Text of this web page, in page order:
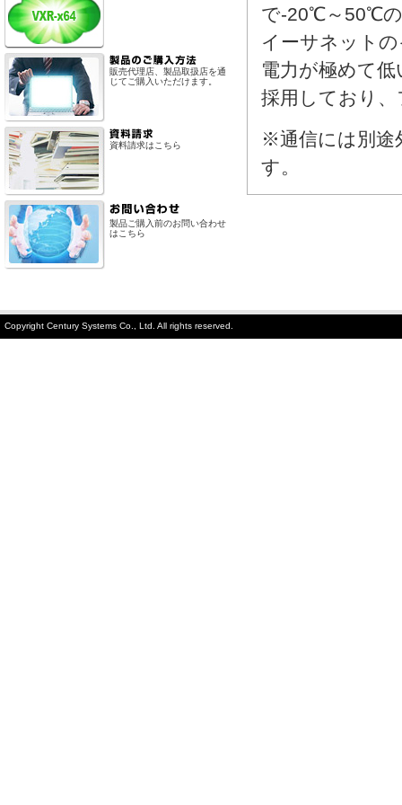
で-20℃～50℃の
イーサネット
電力が極めて
採用しており
※通信には別途
す。
販売代理店、製品取扱店を通
じてご購入いただけます。
資料請求はこちら
製品ご購入前のお問い合わせ
はこちら
Copyright Century Systems Co., Ltd. All rights reserved.